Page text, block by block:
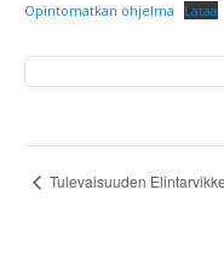
Opintomatkan ohjelma Lataa
Tapahtuma
Tulevaisuuden